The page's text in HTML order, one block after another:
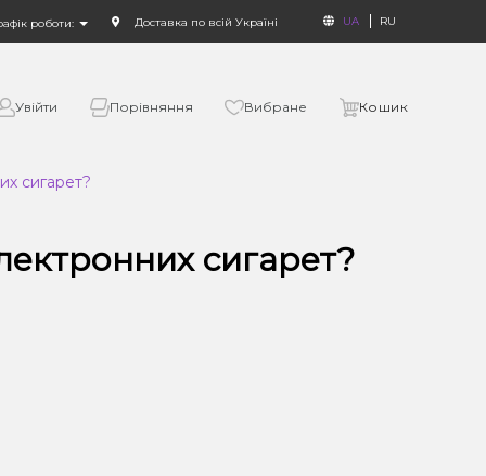
роботи: Доставка по всій Україні UA RU
Увійти Порівняння Вибране Кошик
сигарет?
сигарет?